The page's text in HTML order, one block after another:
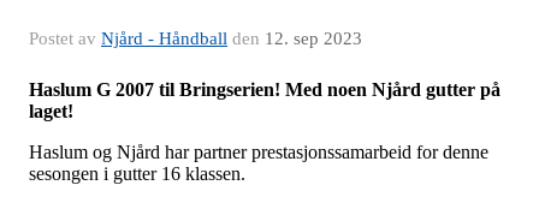
Postet av Njård - Håndball den 12. sep 2023
Haslum G 2007 til Bringserien! Med noen Njård gutter på
laget!
Haslum og Njård har partner prestasjonssamarbeid for denne
sesongen i gutter 16 klassen.